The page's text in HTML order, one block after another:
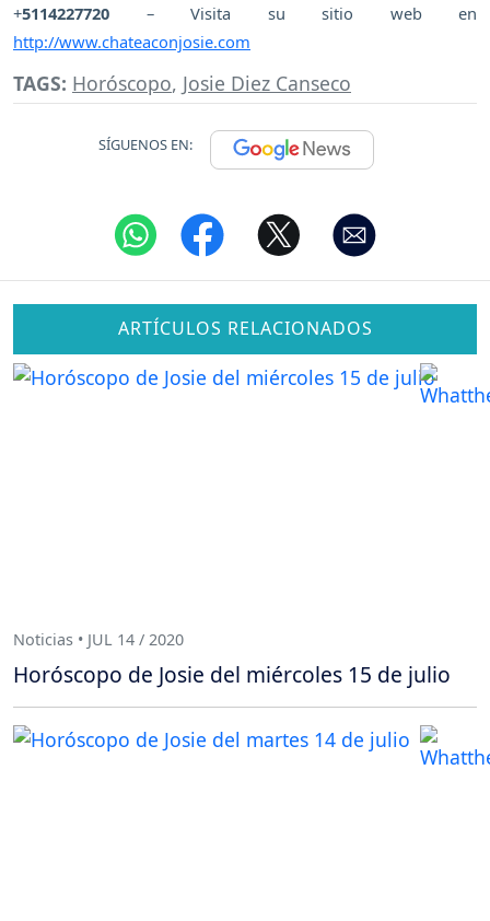
+5114227720 – Visita su sitio web en
http://www.chateaconjosie.com
TAGS: Horóscopo, Josie Diez Canseco
SÍGUENOS EN:
ARTÍCULOS RELACIONADOS
Noticias • JUL 14 / 2020
Horóscopo de Josie del miércoles 15 de julio